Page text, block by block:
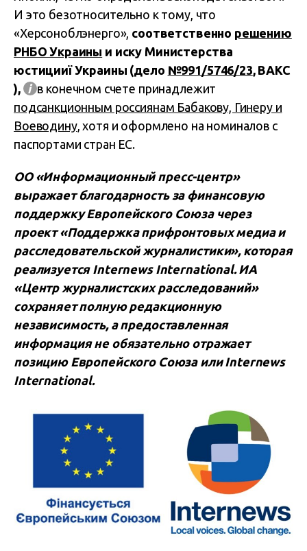
И это безотносительно к тому, что
«Херсоноблэнерго», соответственно решению
РНБО Украины и иску Министерства
юстицииї Украины (дело №991/5746/23, ВАКС
),
і в конечном счете принадлежит
подсанкционным россиянам Бабакову, Гинеру и
Воеводину, хотя и оформлено на номиналов с
паспортами стран ЕС.
ОО «Информационный пресс-центр»
выражает благодарность за финансовую
поддержку Европейского Союза через
проект «Поддержка прифронтовых медиа и
расследовательской журналистики», которая
реализуется Internews International. ИА
«Центр журналистских расследований»
сохраняет полную редакционную
независимость, а предоставленная
информация не обязательно отражает
позицию Европейского Союза или Internews
International.